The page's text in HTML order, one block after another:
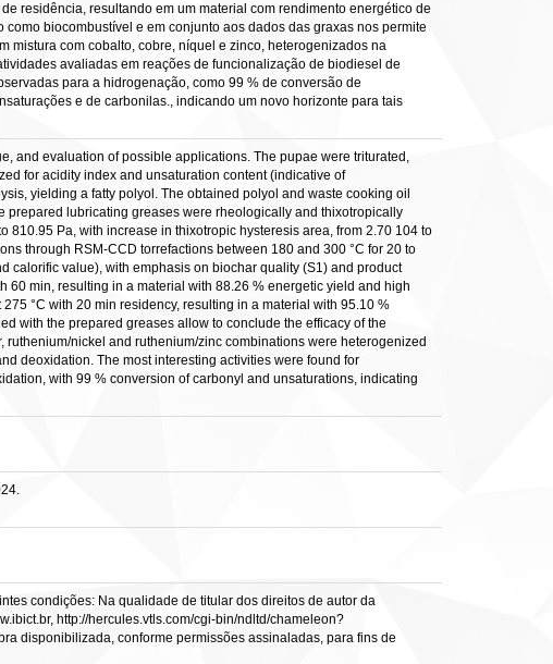
residência, resultando em um material com rendimento energético de
biocombustível e em conjunto aos dados das graxas nos permite
mistura com cobalto, cobre, níquel e zinco, heterogenizados na
avaliadas em reações de funcionalização de biodiesel de
para a hidrogenação, como 99 % de conversão de
e de carbonilas., indicando um novo horizonte para tais
and evaluation of possible applications. The pupae were triturated,
for acidity index and unsaturation content (indicative of
yielding a fatty polyol. The obtained polyol and waste cooking oil
prepared lubricating greases were rheologically and thixotropically
Pa, with increase in thixotropic hysteresis area, from 2.70 104 to
through RSM-CCD torrefactions between 180 and 300 °C for 20 to
calorific value), with emphasis on biochar quality (S1) and product
60 min, resulting in a material with 88.26 % energetic yield and high
°C with 20 min residency, resulting in a material with 95.10 %
with the prepared greases allow to conclude the efficacy of the
nickel and ruthenium/zinc combinations were heterogenized
deoxidation. The most interesting activities were found for
with 99 % conversion of carbonyl and unsaturations, indicating
condições: Na qualidade de titular dos direitos de autor da
http://hercules.vtls.com/cgi-bin/ndltd/chameleon?
disponibilizada, conforme permissões assinaladas, para fins de